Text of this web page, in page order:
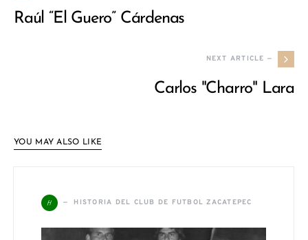
Raúl “El Guero” Cárdenas
NEXT ARTICLE —
Carlos "Charro" Lara
YOU MAY ALSO LIKE
H HISTORIA DEL CLUB DE FUTBOL ZACATEPEC